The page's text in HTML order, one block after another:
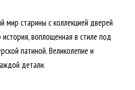
мир старины с коллекцией дверей
воплощенная в стиле под
патиной. Великолепие и
детали.